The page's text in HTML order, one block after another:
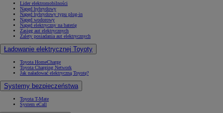
Lider elektromobilności
Napęd hybrydowy
Napęd hybrydowy typu plug-in
Napęd wodorowy
Napęd elektryczny na baterię
Zasięg aut elektrycznych
Zalety posiadania aut elektrycznych
Ładowanie elektrycznej Toyoty
Toyota HomeCharge
Toyota Charging Network
Jak naładować elektryczną Toyotę?
Systemy bezpieczeństwa
Toyota T-Mate
System eCall